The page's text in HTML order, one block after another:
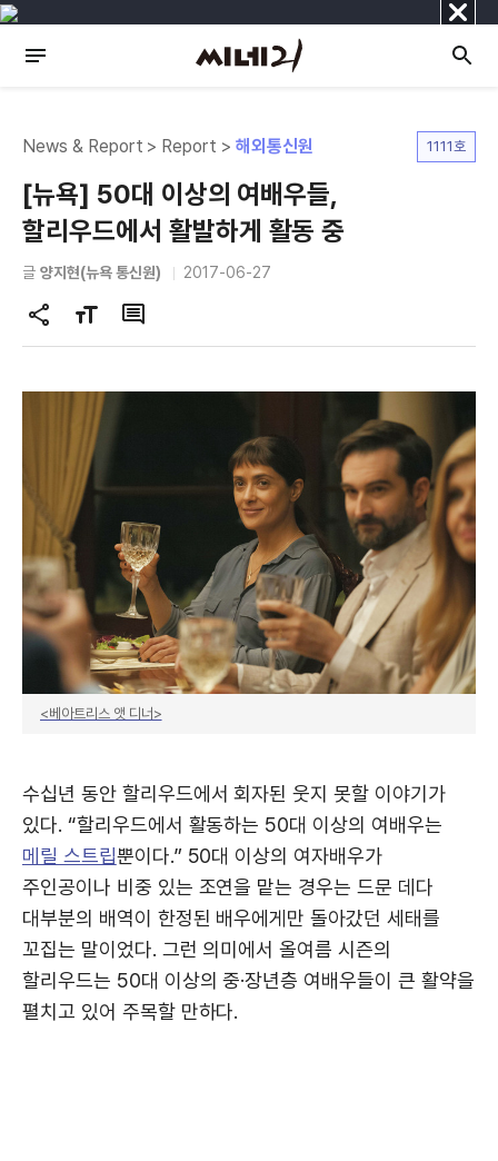
닫
기
News & Report > Report > 해외통신원 1111호
[뉴욕] 50대 이상의 여배우들,
할리우드에서 활발하게 활동 중
글 양지현(뉴욕 통신원) 2017-06-27
공
유
기
글
자
기
변
경
댓
글
<베아트리스 앳 디너>
수십년 동안 할리우드에서 회자된 웃지 못할 이야기가
있다. “할리우드에서 활동하는 50대 이상의 여배우는
메릴 스트립뿐이다.” 50대 이상의 여자배우가
주인공이나 비중 있는 조연을 맡는 경우는 드문 데다
대부분의 배역이 한정된 배우에게만 돌아갔던 세태를
꼬집는 말이었다. 그런 의미에서 올여름 시즌의
할리우드는 50대 이상의 중·장년층 여배우들이 큰 활약을
펼치고 있어 주목할 만하다.